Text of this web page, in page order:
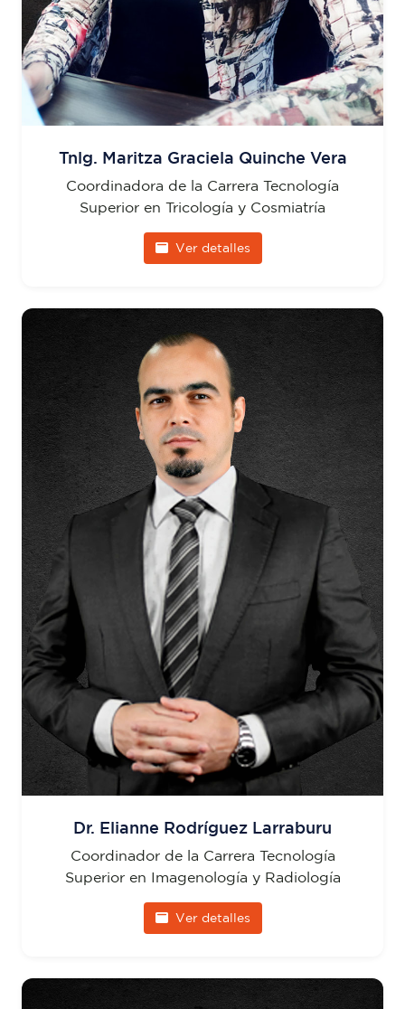
Tnlg. Maritza Graciela Quinche Vera
Coordinadora de la Carrera Tecnología
Superior en Tricología y Cosmiatría
Ver detalles
Dr. Elianne Rodríguez Larraburu
Coordinador de la Carrera Tecnología
Superior en Imagenología y Radiología
Ver detalles